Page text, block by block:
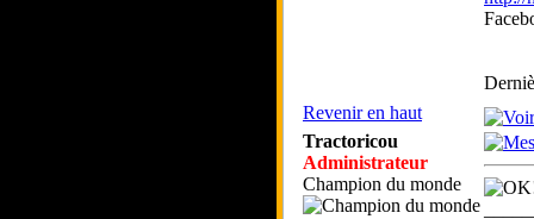
Revenir en haut
Tractoricou
Administrateur
Champion du monde